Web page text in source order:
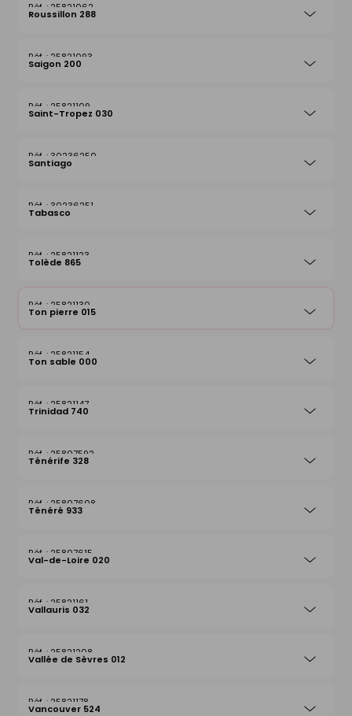
25821062
Roussillon 288
25821093
Saigon 200
25821109
Saint-Tropez 030
30236250
Santiago
30236251
Tabasco
25821123
Tolède 865
25821130
Ton pierre 015
25821154
Ton sable 000
25821147
Trinidad 740
25807592
Ténérife 328
25807608
Ténéré 933
25807615
Val-de-Loire 020
25821161
Vallauris 032
25821208
Vallée de Sèvres 012
25821178
Vancouver 524